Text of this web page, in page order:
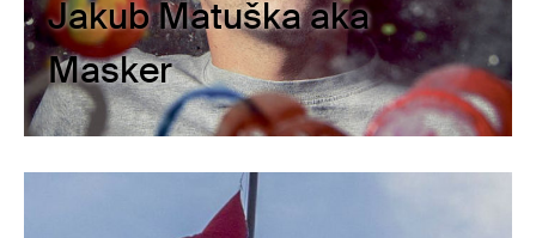
Jakub Matuška aka
Masker